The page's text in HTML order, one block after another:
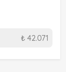
₺ 42.071